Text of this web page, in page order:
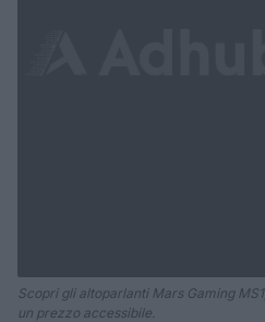
Scopri gli altoparlanti Mars Gaming
un prezzo accessibile.